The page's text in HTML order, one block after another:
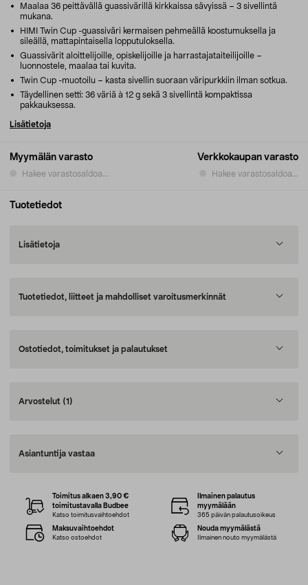
Myymälän varasto
Hakee varastosaldoa...
Verkkokaupan varasto
Hakee varastosaldoa...
Maalaa 36 peittävällä guassivärillä kirkkaissa sävyissä – 3 sivellintä
mukana.
HIMI Twin Cup -guassiväri kermaisen pehmeällä koostumuksella ja
sileällä, mattapintaisella lopputuloksella.
Guassivärit aloittelijoille, opiskelijoille ja harrastajataiteilijoille –
luonnostele, maalaa tai kuvita.
Twin Cup -muotoilu – kasta sivellin suoraan väripurkkiin ilman sotkua.
Täydellinen setti: 36 väriä à 12 g sekä 3 sivellintä kompaktissa
pakkauksessa.
Lisätietoja
Tuotetiedot
Lisätietoja
Tuotetiedot, liitteet ja mahdolliset varoitusmerkinnät
Ostotiedot, toimitukset ja palautukset
Arvostelut (1)
Asiantuntija vastaa
Toimitus alkaen 3,90 €
toimitustavalla Budbee
Katso toimitusvaihtoehdot
Ilmainen palautus
myymälään
365 päivän palautusoikeus
Maksuvaihtoehdot
Katso ostoehdot
Nouda myymälästä
Ilmainen nouto myymälästä